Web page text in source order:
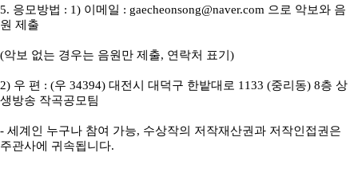
5. 응모방법 : 1) 이메일 : gaecheonsong@naver.com 으로 악보와 음
원 제출
(악보 없는 경우는 음원만 제출, 연락처 표기)
2) 우 편 : (우 34394) 대전시 대덕구 한밭대로 1133 (중리동) 8층 상
생방송 작곡공모팀
- 세계인 누구나 참여 가능, 수상작의 저작재산권과 저작인접권은
주관사에 귀속됩니다.